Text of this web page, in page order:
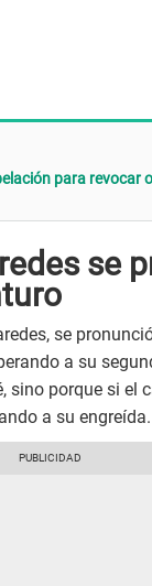
para revocar
se
se
a su
sino porque si el
a su engreída.